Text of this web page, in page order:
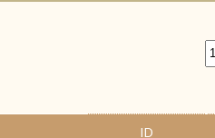
ID